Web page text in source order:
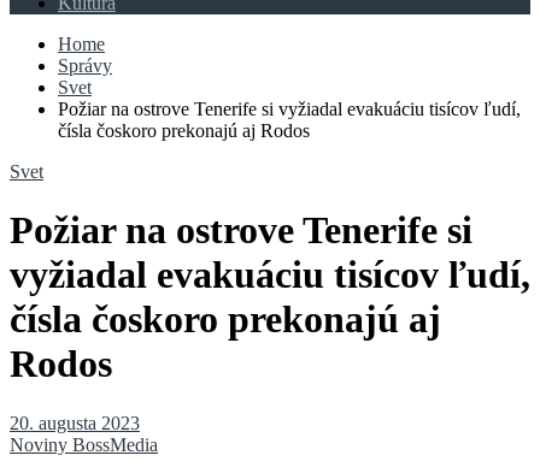
Home
Správy
Svet
Požiar na ostrove Tenerife si vyžiadal evakuáciu tisícov ľudí,
čísla čoskoro prekonajú aj Rodos
Svet
Požiar na ostrove Tenerife si
vyžiadal evakuáciu tisícov ľudí,
čísla čoskoro prekonajú aj
Rodos
20. augusta 2023
Noviny BossMedia